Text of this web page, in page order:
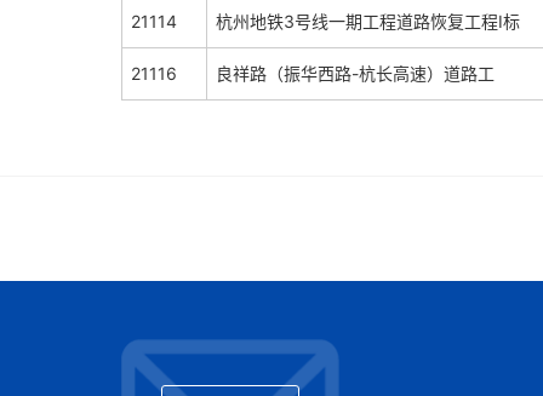
21114 杭州地铁3号线一期工程道路恢复工程Ⅰ标
21116 良祥路（振华西路-杭长高速）道路工